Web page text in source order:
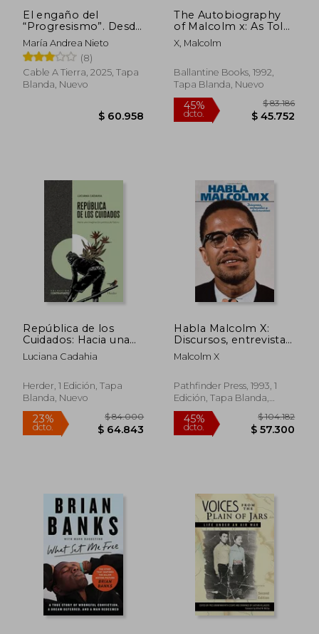
El engaño del
“Progresismo”. Desde
la Revolución cubana
hasta el desgobierno
de Gustavo Petro
María Andrea Nieto
(8)
Cable A Tierra, 2025, Tapa
Blanda, Nuevo
Rápido
The Autobiography
of Malcolm x: As Told
to Alex Haley (en
Inglés)
X, Malcolm
Ballantine Books, 1992,
Tapa Blanda, Nuevo
45%
dcto.
República de los
Cuidados: Hacia una
Imaginación Política
del Futuro
Luciana Cadahia
Herder, 1 Edición, Tapa
Blanda, Nuevo
dcto.
$ 84.000
$ 64.843
Habla Malcolm X:
Discursos, entrevista y
declaraciones
Malcolm X
Pathfinder Press, 1993, 1
Edición, Tapa Blanda,
Nuevo
45%
dcto.